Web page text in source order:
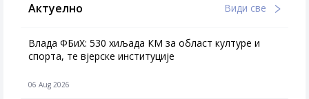
Актуелно Види све
Влада ФБиХ: 530 хиљада КМ за област културе и
спорта, те вјерске институције
06 Aug 2026